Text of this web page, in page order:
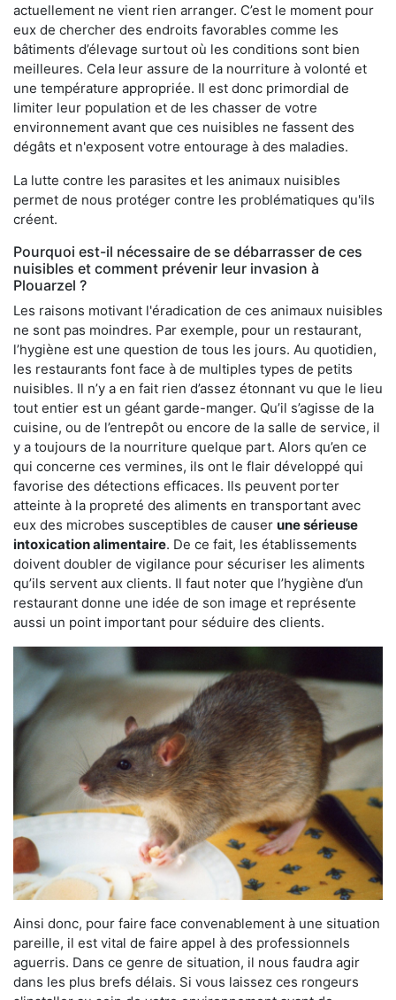
actuellement ne vient rien arranger. C’est le moment pour
eux de chercher des endroits favorables comme les
bâtiments d’élevage surtout où les conditions sont bien
meilleures. Cela leur assure de la nourriture à volonté et
une température appropriée. Il est donc primordial de
limiter leur population et de les chasser de votre
environnement avant que ces nuisibles ne fassent des
dégâts et n'exposent votre entourage à des maladies.
La lutte contre les parasites et les animaux nuisibles
permet de nous protéger contre les problématiques qu'ils
créent.
Pourquoi est-il nécessaire de se débarrasser de ces
nuisibles et comment prévenir leur invasion à
Plouarzel ?
Les raisons motivant l'éradication de ces animaux nuisibles
ne sont pas moindres. Par exemple, pour un restaurant,
l’hygiène est une question de tous les jours. Au quotidien,
les restaurants font face à de multiples types de petits
nuisibles. Il n’y a en fait rien d’assez étonnant vu que le lieu
tout entier est un géant garde-manger. Qu’il s’agisse de la
cuisine, ou de l’entrepôt ou encore de la salle de service, il
y a toujours de la nourriture quelque part. Alors qu’en ce
qui concerne ces vermines, ils ont le flair développé qui
favorise des détections efficaces. Ils peuvent porter
atteinte à la propreté des aliments en transportant avec
eux des microbes susceptibles de causer une sérieuse
intoxication alimentaire. De ce fait, les établissements
doivent doubler de vigilance pour sécuriser les aliments
qu’ils servent aux clients. Il faut noter que l’hygiène d’un
restaurant donne une idée de son image et représente
aussi un point important pour séduire des clients.
Ainsi donc, pour faire face convenablement à une situation
pareille, il est vital de faire appel à des professionnels
aguerris. Dans ce genre de situation, il nous faudra agir
dans les plus brefs délais. Si vous laissez ces rongeurs